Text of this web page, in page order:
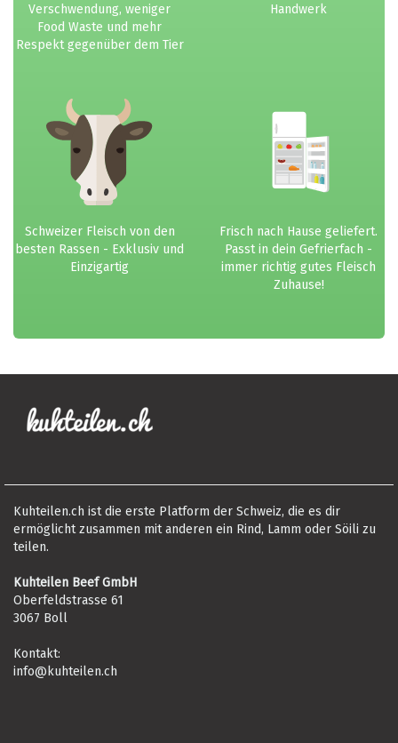
Verschwendung, weniger
Food Waste und mehr
Respekt gegenüber dem Tier
Handwerk
Schweizer Fleisch von den
besten Rassen - Exklusiv und
Einzigartig
Frisch nach Hause geliefert.
Passt in dein Gefrierfach -
immer richtig gutes Fleisch
Zuhause!
Kuhteilen.ch ist die erste Platform der Schweiz, die es dir
ermöglicht zusammen mit anderen ein Rind, Lamm oder Söili zu
teilen.
Kuhteilen Beef GmbH
Oberfeldstrasse 61
3067 Boll
Kontakt:
info@kuhteilen.ch